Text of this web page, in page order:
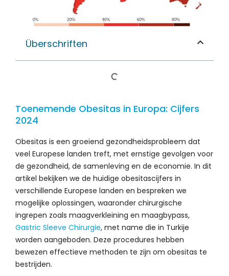
Überschriften
Toenemende Obesitas in Europa: Cijfers
2024
Obesitas is een groeiend gezondheidsprobleem dat
veel Europese landen treft, met ernstige gevolgen voor
de gezondheid, de samenleving en de economie. In dit
artikel bekijken we de huidige obesitascijfers in
verschillende Europese landen en bespreken we
mogelijke oplossingen, waaronder chirurgische
ingrepen zoals maagverkleining en maagbypass,
Gastric Sleeve Chirurgie, met name die in Turkije
worden aangeboden. Deze procedures hebben
bewezen effectieve methoden te zijn om obesitas te
bestrijden.